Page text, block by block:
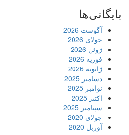
بایگانی‌ها
آگوست 2026
جولای 2026
ژوئن 2026
فوریه 2026
ژانویه 2026
دسامبر 2025
نوامبر 2025
اکتبر 2025
سپتامبر 2025
جولای 2020
آوریل 2020